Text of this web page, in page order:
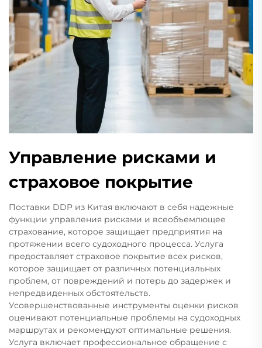
Управление рисками и
страховое покрытие
Поставки DDP из Китая включают в себя надежные
функции управления рисками и всеобъемлющее
страхование, которое защищает предприятия на
протяжении всего судоходного процесса. Услуга
предоставляет страховое покрытие всех рисков,
которое защищает от различных потенциальных
проблем, от повреждений и потерь до задержек и
непредвиденных обстоятельств.
Усовершенствованные инструменты оценки рисков
оценивают потенциальные проблемы на судоходных
маршрутах и рекомендуют оптимальные решения.
Услуга включает профессиональное обращение с